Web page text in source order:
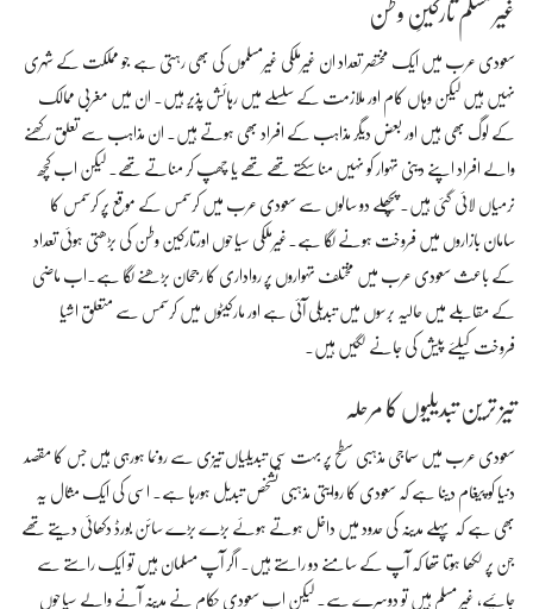
غیر مسلم تارکینِ وطن
سعودی عرب میں ایک مختصر تعداد ان غیرملکی غیرمسلموں کی بھی رہتی ہے جو مملکت کے شہری
نہیں ہیں لیکن وہاں کام اور ملازمت کے سلسلے میں رہائش پذیر ہیں۔ ان میں مغربی ممالک
کے لوگ بھی ہیں اور بعض دیگر مذاہب کے افراد بھی ہوتے ہیں۔ ان مذاہب سے تعلق رکھنے
والے افراد اپنے دینی تہوار کو نہیں منا سکتے تھے تھے یا چھپ کر مناتے تھے۔ لیکن اب کچھ
نرمیاں لائی گئی ہیں۔ پچھلے دو سالوں سے سعودی عرب میں کرسمس کے موقع پر کرسمس کا
سامان بازاروں میں فروخت ہونے لگا ہے۔غیرملکی سیاحوں اورتارکین وطن کی بڑھتی ہوئی تعداد
کے باعث سعودی عرب میں مختلف تہواروں پر رواداری کا رجحان بڑھنے لگا ہے۔اب ماضی
کے مقابلے میں حالیہ برسوں میں تبدیلی آئی ہے اور مارکیٹوں میں کرسمس سے متعلق اشیا
فروخت کیلئے پیش کی جانے لگیں ہیں۔
تیز ترین تبدیلیوں کا مرحلہ
سعودی عرب میں سماجی مذہبی سطح پر بہت سی تبدیلیاں تیزی سے رونما ہورہی ہیں جس کا مقصد
دنیا کو پیغام دینا ہے کہ سعودی کا روایتی مذہبی تشخص تبدیل ہورہا ہے۔ اسی کی ایک مثال یہ
بھی ہے کہ پہلے مدینہ کی حدود میں داخل ہوتے ہوئے بڑے بڑے سائن بورڈ دکھائی دیتے تھے
جن پر لکھا ہوتا تھا کہ آپ کے سامنے دو راستے ہیں۔ اگر آپ مسلمان ہیں تو ایک راستے سے
جائیے، غیر مسلم ہیں تو دوسرے سے۔ لیکن اب سعودی حکام نے مدینہ آنے والے سیاحوں